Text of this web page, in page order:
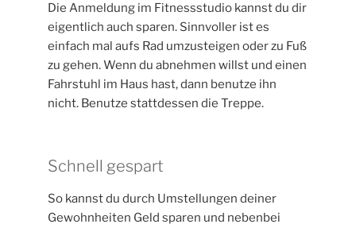
Die Anmeldung im Fitnessstudio kannst du dir
eigentlich auch sparen. Sinnvoller ist es
einfach mal aufs Rad umzusteigen oder zu Fuß
zu gehen. Wenn du abnehmen willst und einen
Fahrstuhl im Haus hast, dann benutze ihn
nicht. Benutze stattdessen die Treppe.
Schnell gespart
So kannst du durch Umstellungen deiner
Gewohnheiten Geld sparen und nebenbei